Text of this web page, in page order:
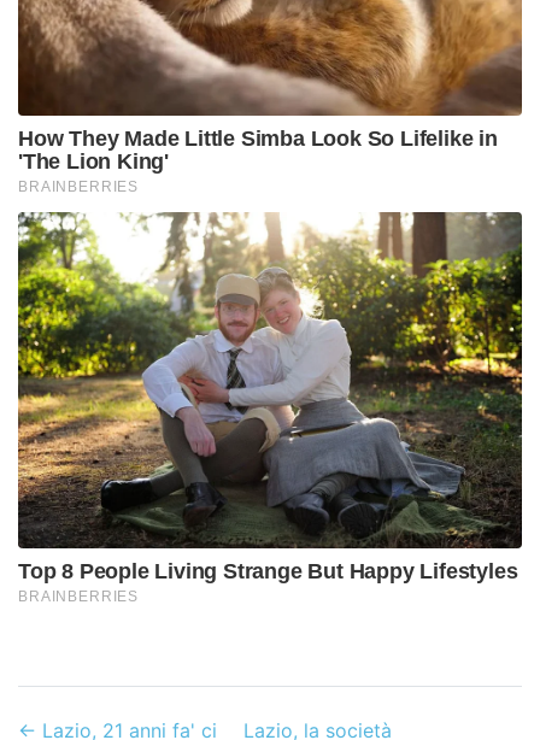
← Lazio, 21 anni fa' ci
Lazio, la società